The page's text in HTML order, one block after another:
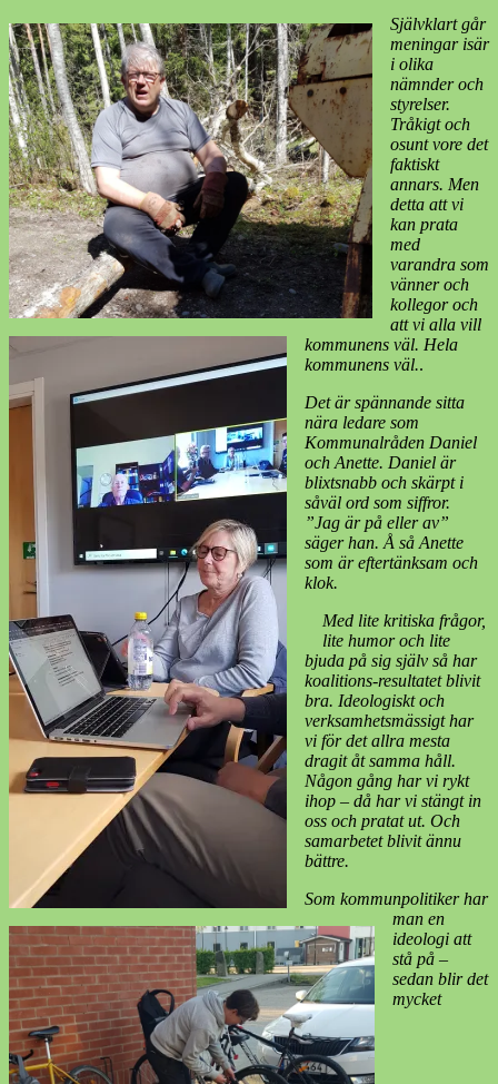
Självklart går
meningar isär
i olika
nämnder och
styrelser.
Tråkigt och
osunt vore det
faktiskt
annars. Men
detta att vi
kan prata
med
varandra som
vänner och
kollegor och
att vi alla vill
kommunens väl. Hela
kommunens väl..
Det är spännande sitta
nära ledare som
Kommunalråden Daniel
och Anette. Daniel är
blixtsnabb och skärpt i
såväl ord som siffror.
”Jag är på eller av”
säger han. Å så Anette
som är eftertänksam och
klok.
Med lite kritiska frågor,
lite humor och lite
bjuda på sig själv så har
koalitions-resultatet blivit
bra. Ideologiskt och
verksamhetsmässigt har
vi för det allra mesta
dragit åt samma håll.
Någon gång har vi rykt
ihop – då har vi stängt in
oss och pratat ut. Och
samarbetet blivit ännu
bättre.
Som kommunpolitiker har
man en
ideologi att
stå på –
sedan blir det
mycket